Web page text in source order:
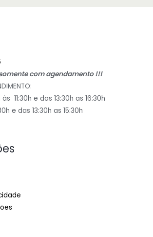
com agendamento !!!
11:30h e das 13:30h as 16:30h
e das 13:30h as 15:30h